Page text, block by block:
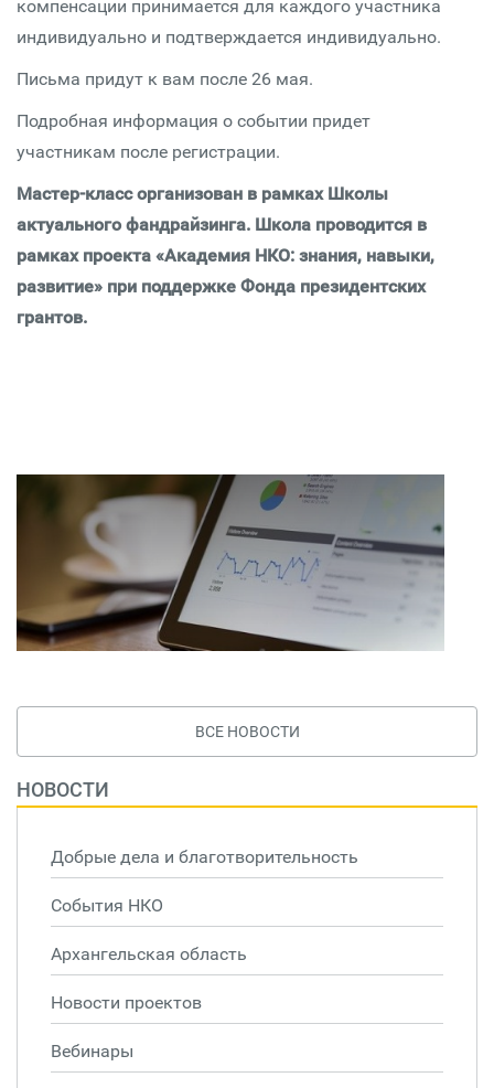
компенсации принимается для каждого участника
индивидуально и подтверждается индивидуально.
Письма придут к вам после 26 мая.
Подробная информация о событии придет
участникам после регистрации.
Мастер-класс организован в рамках Школы
актуального фандрайзинга. Школа проводится в
рамках проекта «Академия НКО: знания, навыки,
развитие» при поддержке Фонда президентских
грантов.
ВСЕ НОВОСТИ
НОВОСТИ
Добрые дела и благотворительность
События НКО
Архангельская область
Новости проектов
Вебинары